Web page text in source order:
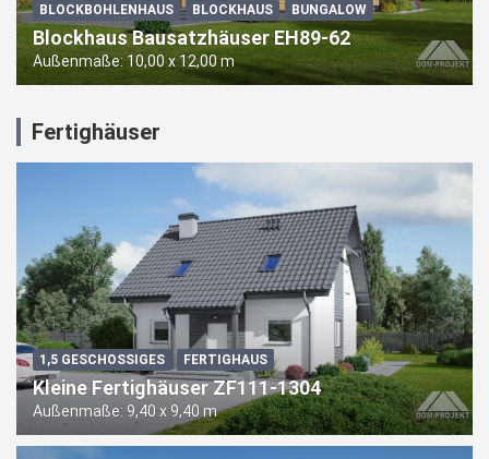
BLOCKBOHLENHAUS BLOCKHAUS BUNGALOW
Blockhaus Bausatzhäuser EH89-62
Außenmaße: 10,00 x 12,00 m
Fertighäuser
1,5 GESCHOSSIGES FERTIGHAUS
Kleine Fertighäuser ZF111-1304
Außenmaße: 9,40 x 9,40 m